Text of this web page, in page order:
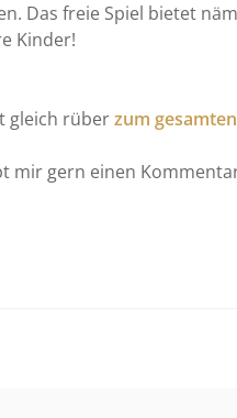
Das freie Spiel bietet
Kinder!
gleich rüberzum
mir gern einen